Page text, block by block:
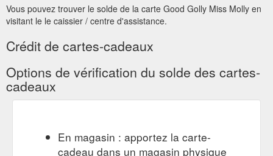
Vous pouvez trouver le solde de la carte Good Golly Miss Molly en
visitant le le caissier / centre d'assistance.
Crédit de cartes-cadeaux
Options de vérification du solde des cartes-
cadeaux
En magasin : apportez la carte-
cadeau dans un magasin physique